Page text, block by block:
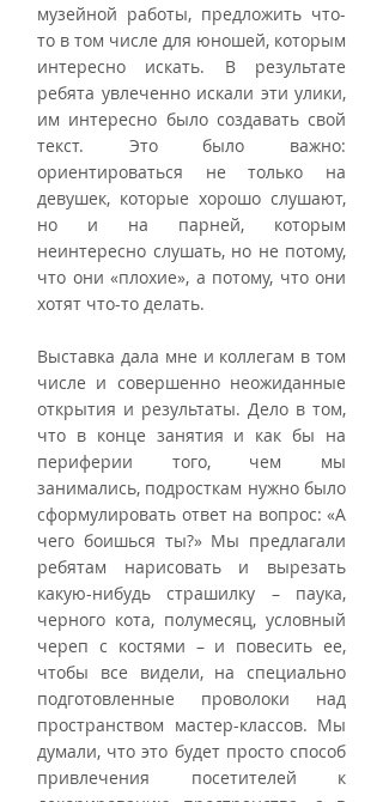
музейной работы, предложить что-
то в том числе для юношей, которым
интересно искать. В результате
ребята увлеченно искали эти улики,
им интересно было создавать свой
текст. Это было важно:
ориентироваться не только на
девушек, которые хорошо слушают,
но и на парней, которым
неинтересно слушать, но не потому,
что они «плохие», а потому, что они
хотят что-то делать.
Выставка дала мне и коллегам в том
числе и совершенно неожиданные
открытия и результаты. Дело в том,
что в конце занятия и как бы на
периферии того, чем мы
занимались, подросткам нужно было
сформулировать ответ на вопрос: «А
чего боишься ты?» Мы предлагали
ребятам нарисовать и вырезать
какую-нибудь страшилку – паука,
черного кота, полумесяц, условный
череп с костями – и повесить ее,
чтобы все видели, на специально
подготовленные проволоки над
пространством мастер-классов. Мы
думали, что это будет просто способ
привлечения посетителей к